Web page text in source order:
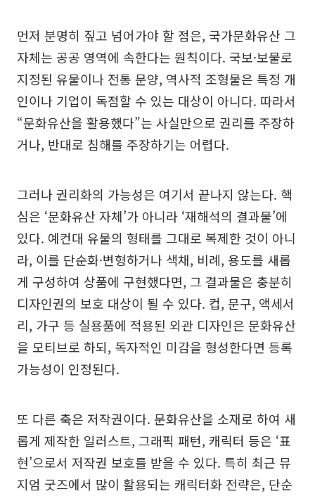
먼저 분명히 짚고 넘어가야 할 점은, 국가문화유산 그
자체는 공공 영역에 속한다는 원칙이다. 국보·보물로
지정된 유물이나 전통 문양, 역사적 조형물은 특정 개
인이나 기업이 독점할 수 있는 대상이 아니다. 따라서
“문화유산을 활용했다”는 사실만으로 권리를 주장하
거나, 반대로 침해를 주장하기는 어렵다.
그러나 권리화의 가능성은 여기서 끝나지 않는다. 핵
심은 ‘문화유산 자체’가 아니라 ‘재해석의 결과물’에
있다. 예컨대 유물의 형태를 그대로 복제한 것이 아니
라, 이를 단순화·변형하거나 색채, 비례, 용도를 새롭
게 구성하여 상품에 구현했다면, 그 결과물은 충분히
디자인권의 보호 대상이 될 수 있다. 컵, 문구, 액세서
리, 가구 등 실용품에 적용된 외관 디자인은 문화유산
을 모티브로 하되, 독자적인 미감을 형성한다면 등록
가능성이 인정된다.
또 다른 축은 저작권이다. 문화유산을 소재로 하여 새
롭게 제작한 일러스트, 그래픽 패턴, 캐릭터 등은 ‘표
현’으로서 저작권 보호를 받을 수 있다. 특히 최근 뮤
지엄 굿즈에서 많이 활용되는 캐릭터화 전략은, 단순